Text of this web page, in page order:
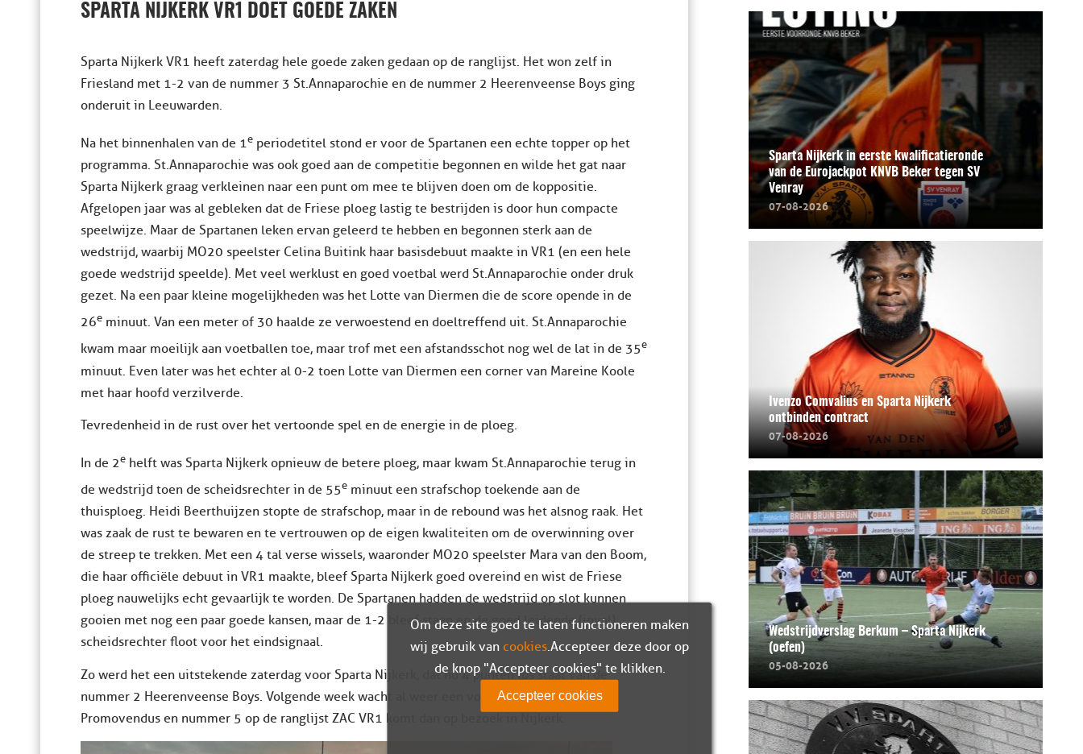
SPARTA NIJKERK VR1 DOET GOEDE ZAKEN
Sparta Nijkerk VR1 heeft zaterdag hele goede zaken gedaan op de ranglijst. Het won zelf in
Friesland met 1-2 van de nummer 3 St.Annaparochie en de nummer 2 Heerenveense Boys ging
onderuit in Leeuwarden.
Na het binnenhalen van de 1e periodetitel stond er voor de Spartanen een echte topper op het
programma. St.Annaparochie was ook goed aan de competitie begonnen en wilde het gat naar
Sparta Nijkerk graag verkleinen naar een punt om mee te blijven doen om de koppositie.
Afgelopen jaar was al gebleken dat de Friese ploeg lastig te bestrijden is door hun compacte
speelwijze. Maar de Spartanen leken ervan geleerd te hebben en begonnen sterk aan de
wedstrijd, waarbij MO20 speelster Celina Buitink haar basisdebuut maakte in VR1 (en een hele
goede wedstrijd speelde). Met veel werklust en goed voetbal werd St.Annaparochie onder druk
gezet. Na een paar kleine mogelijkheden was het Lotte van Diermen die de score opende in de
26e minuut. Van een meter of 30 haalde ze verwoestend en doeltreffend uit. St.Annaparochie
kwam maar moeilijk aan voetballen toe, maar trof met een afstandsschot nog wel de lat in de 35e
minuut. Even later was het echter al 0-2 toen Lotte van Diermen een corner van Mareine Koole
met haar hoofd verzilverde.
Tevredenheid in de rust over het vertoonde spel en de energie in de ploeg.
In de 2e helft was Sparta Nijkerk opnieuw de betere ploeg, maar kwam St.Annaparochie terug in
de wedstrijd toen de scheidsrechter in de 55e minuut een strafschop toekende aan de
thuisploeg. Heidi Beerthuijzen stopte de strafschop, maar in de rebound was het alsnog raak. Het
was zaak de rust te bewaren en te vertrouwen op de eigen kwaliteiten om de overwinning over
de streep te trekken. Met een 4 tal verse wissels, waaronder MO20 speelster Mara van den Boom,
die haar officiële debuut in VR1 maakte, bleef Sparta Nijkerk goed overeind en wist de Friese
ploeg nauwelijks echt gevaarlijk te worden. De Spartanen hadden de wedstrijd op slot kunnen
gooien met nog een paar goede kansen, maar de 1-2 bleef staan en de goed leidende (inval)
scheidsrechter floot voor het eindsignaal.
Zo werd het een uitstekende zaterdag voor Sparta Nijkerk, dat nu 4 punten los staat van de
nummer 2 Heerenveense Boys. Volgende week wacht al weer een volgende krachtmeting.
Promovendus en nummer 5 op de ranglijst ZAC VR1 komt dan op bezoek in Nijkerk.
Sparta Nijkerk in eerste kwalificatieronde
van de Eurojackpot KNVB Beker tegen SV
Venray
07-08-2026
Ivenzo Comvalius en Sparta Nijkerk
ontbinden contract
07-08-2026
Wedstrijdverslag Berkum – Sparta Nijkerk
(oefen)
05-08-2026
Om deze site goed te laten functioneren maken
wij gebruik van cookies. Accepteer deze door op
de knop "Accepteer cookies" te klikken.
Accepteer cookies